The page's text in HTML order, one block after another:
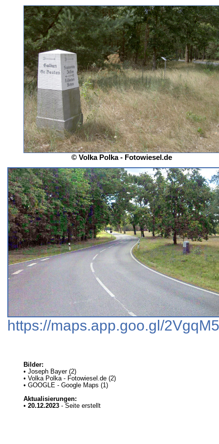
© Volka Polka - Fotowiesel.de
https://maps.app.goo.gl/
Bilder:
• Joseph Bayer (2)
• Volka Polka - Fotowiesel.de (2)
• GOOGLE - Google Maps (1)
Aktualisierungen:
• 20.12.2023 - Seite erstellt